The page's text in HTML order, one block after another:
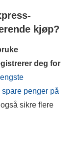
kjøp?
deg for
penger på
sikre flere